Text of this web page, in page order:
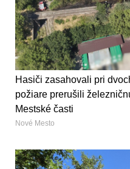
Hasiči zasahovali pri
požiare prerušili
Mestské časti
Nové Mesto